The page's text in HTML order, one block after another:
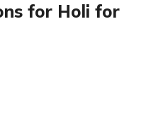
for Holi for